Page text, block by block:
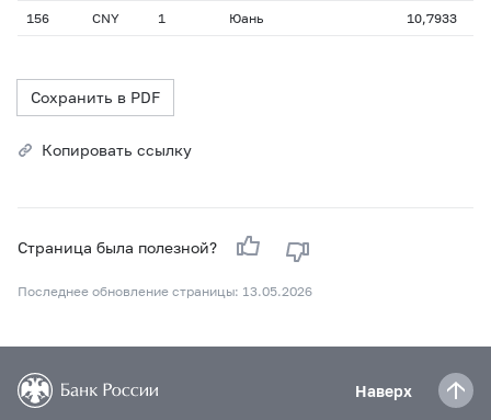
156 CNY 1 Юань 10,7933
Сохранить в PDF
Копировать ссылку
Страница была полезной?
Последнее обновление страницы: 13.05.2026
Наверх